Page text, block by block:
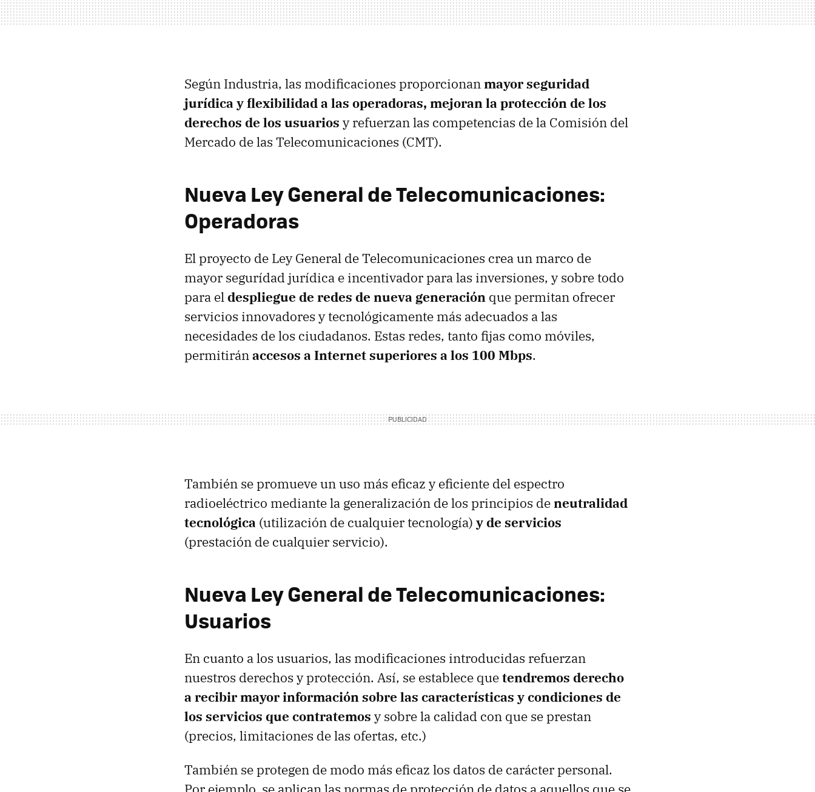
Según Industria, las modificaciones proporcionanmayor seguridad
jurídica y flexibilidad a las operadoras, mejoran la protección de los
derechos de los usuarios y refuerzan las competencias de la Comisión del
Mercado de las Telecomunicaciones (CMT).
Nueva Ley General de Telecomunicaciones:
Operadoras
El proyecto de Ley General de Telecomunicaciones crea un marco de
mayor segurídad jurídica e incentivador para las inversiones, y sobre todo
para eldespliegue de redes de nueva generación que permitan ofrecer
servicios innovadores y tecnológicamente más adecuados a las
necesidades de los ciudadanos. Estas redes, tanto fijas como móviles,
permitiránaccesos a Internet superiores a los 100 Mbps.
También se promueve un uso más eficaz y eficiente del espectro
radioeléctrico mediante la generalización de los principios deneutralidad
tecnológica (utilización de cualquier tecnología) y de servicios
(prestación de cualquier servicio).
Nueva Ley General de Telecomunicaciones:
Usuarios
En cuanto a los usuarios, las modificaciones introducidas refuerzan
nuestros derechos y protección. Así, se establece quetendremos derecho
a recibir mayor información sobre las características y condiciones de
los servicios que contratemos y sobre la calidad con que se prestan
(precios, limitaciones de las ofertas, etc.)
También se protegen de modo más eficaz los datos de carácter personal.